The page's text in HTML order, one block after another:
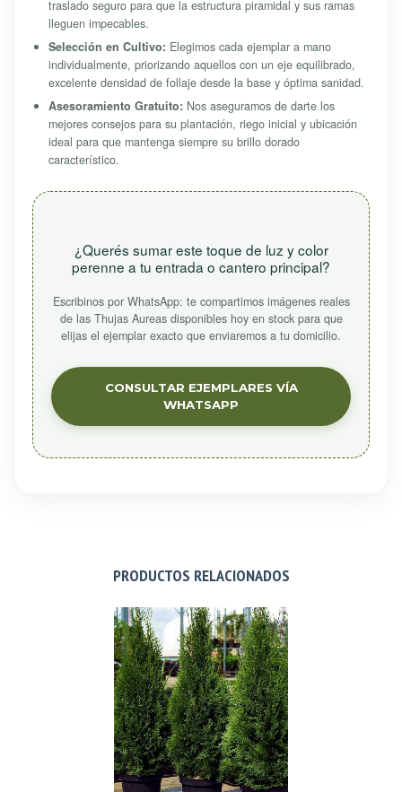
traslado seguro para que la estructura piramidal y sus ramas
lleguen impecables.
Selección en Cultivo: Elegimos cada ejemplar a mano
individualmente, priorizando aquellos con un eje equilibrado,
excelente densidad de follaje desde la base y óptima sanidad.
Asesoramiento Gratuito: Nos aseguramos de darte los
mejores consejos para su plantación, riego inicial y ubicación
ideal para que mantenga siempre su brillo dorado
característico.
¿Querés sumar este toque de luz y color
perenne a tu entrada o cantero principal?
Escribinos por WhatsApp: te compartimos imágenes reales
de las Thujas Aureas disponibles hoy en stock para que
elijas el ejemplar exacto que enviaremos a tu domicilio.
CONSULTAR EJEMPLARES VÍA
WHATSAPP
PRODUCTOS RELACIONADOS